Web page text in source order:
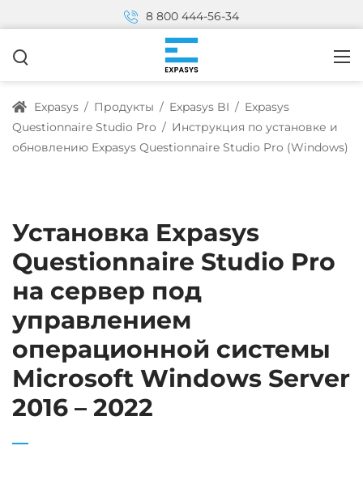
8 800 444-56-34
Expasys / Продукты / Expasys BI / Expasys
Questionnaire Studio Pro / Инструкция по установке и
обновлению Expasys Questionnaire Studio Pro (Windows)
Установка Expasys
Questionnaire Studio Pro
на сервер под
управлением
операционной системы
Microsoft Windows Server
2016 – 2022